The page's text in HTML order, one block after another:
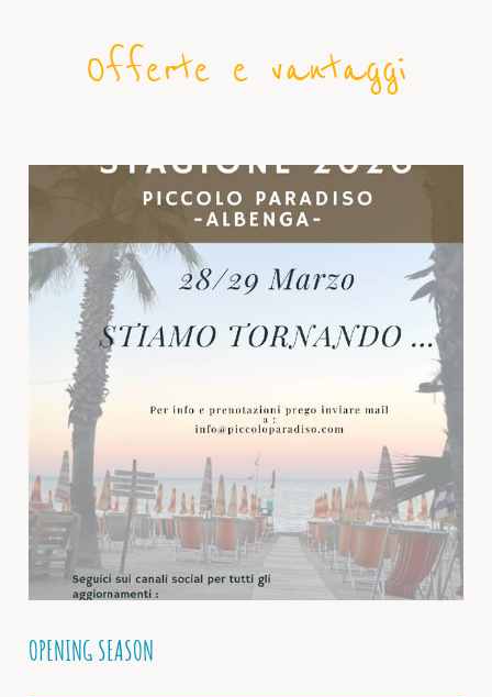
Offerte e vantaggi
OPENING SEASON